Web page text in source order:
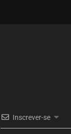
Inscrever-se